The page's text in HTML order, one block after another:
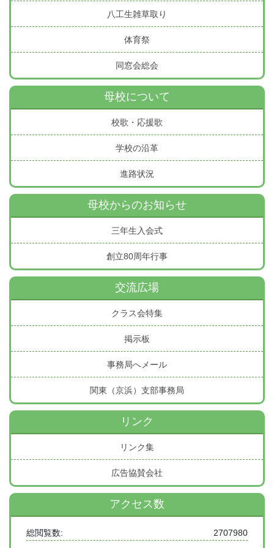
八工生雑草取り
体育祭
同窓会総会
母校について
校歌・応援歌
学校の沿革
進路状況
母校からのお知らせ
三年生入会式
創立80周年行事
交流広場
クラス会特集
掲示板
事務局へメール
関東（京浜）支部事務局
リンク
リンク集
広告協賛会社
アクセス数
2707980
総閲覧数: